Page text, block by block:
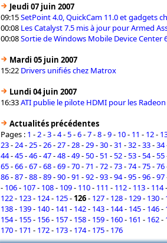
Jeudi 07 juin 2007
09:15SetPoint 4.0, QuickCam 11.0 et gadgets
00:08 Les Catalyst 7.5 mis à jour pour Armed
00:08Sortie de Windows Mobile Device Center
Mardi 05 juin 2007
15:22 Drivers unifiés chez Matrox
Lundi 04 juin 2007
16:33ATI publie le pilote HDMI pour les Radeon
Actualités précédentes
Pages : 1 - 2-3-4-5-6-7-8-9- 10- 11 - 12-
23- 24- 25- 26- 27- 28- 29-30-31 -32-33-34
44-45-46-47-48-49-50-51 -52-53-54-55
65-66-67-68-69-70-71 -72-73-74-75-76
86-87-88-89-90-91 -92-93-94-95-96-97
- 106- 107- 108- 109- 110- 111 - 112- 113- 114
122- 123- 124- 125- 126- 127- 128- 129- 130-
138- 139- 140- 141 - 142- 143- 144- 145- 146-
154- 155- 156- 157- 158- 159- 160- 161 - 162-
170- 171 - 172- 173- 174- 175- 176